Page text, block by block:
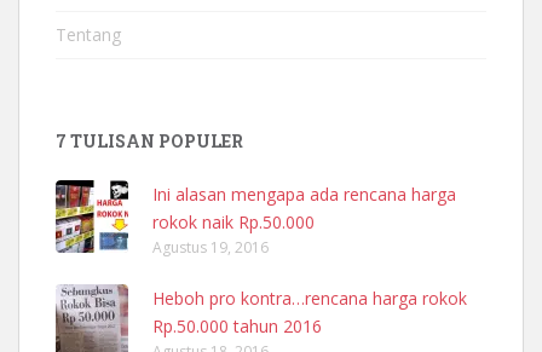
Tentang
7 TULISAN POPULER
Ini alasan mengapa ada rencana harga
rokok naik Rp.50.000
Agustus 19, 2016
Heboh pro kontra…rencana harga rokok
Rp.50.000 tahun 2016